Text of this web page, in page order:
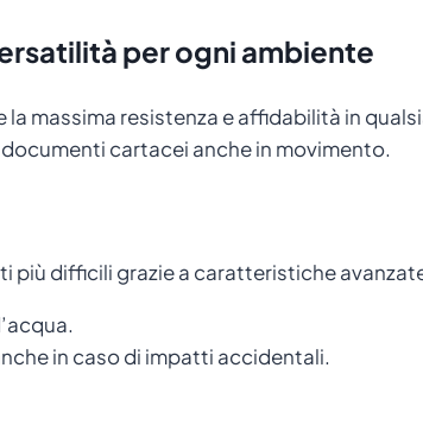
per ogni ambiente
massima resistenza e affidabilità in
documenti cartacei anche in movimento.
difficili grazie a caratteristiche
in caso di impatti accidentali.